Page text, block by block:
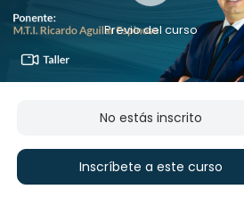
Previo del curso
No estás inscrito
Inscríbete a este curso